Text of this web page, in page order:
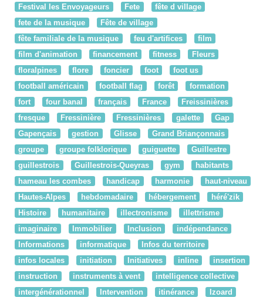
Festival les Envoyageurs
Fete
fête d village
fete de la musique
Fête de village
fête familiale de la musique
feu d'artifices
film
film d'animation
financement fitness
Fleurs
floralpines
flore foncier foot
foot us
football américain
football flag forêt
formation
fort
four banal français France
Freissinières
fresque
Fressinière Fressinières galette
Gap
Gapençais
gestion Glisse
Grand Briançonnais
groupe
groupe folklorique guiguette
Guillestre
guillestrois
Guillestrois-Queyras gym
habitants
hameau les combes
handicap harmonie
haut-niveau
Hautes-Alpes
hebdomadaire hébergement
héré'zik
Histoire
humanitaire illectronisme
illettrisme
imaginaire
Immobilier Inclusion
indépendance
Informations
informatique
Infos du territoire
infos locales
initiation Initiatives inline
insertion
instruction
instruments à vent
intelligence collective
intergénérationnel
Intervention itinérance
Izoard